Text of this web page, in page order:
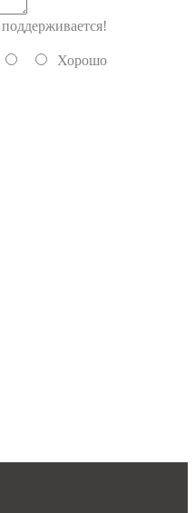
Хорошо